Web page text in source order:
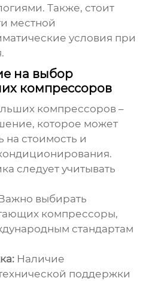
Также, стоит
местной
условия при
на выбор
компрессоров
компрессоров –
которое может
на стоимость и
следует учитывать
выбирать
компрессоры,
стандартам
Наличие
поддержки